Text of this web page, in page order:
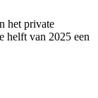
het private
helft van 2025 een